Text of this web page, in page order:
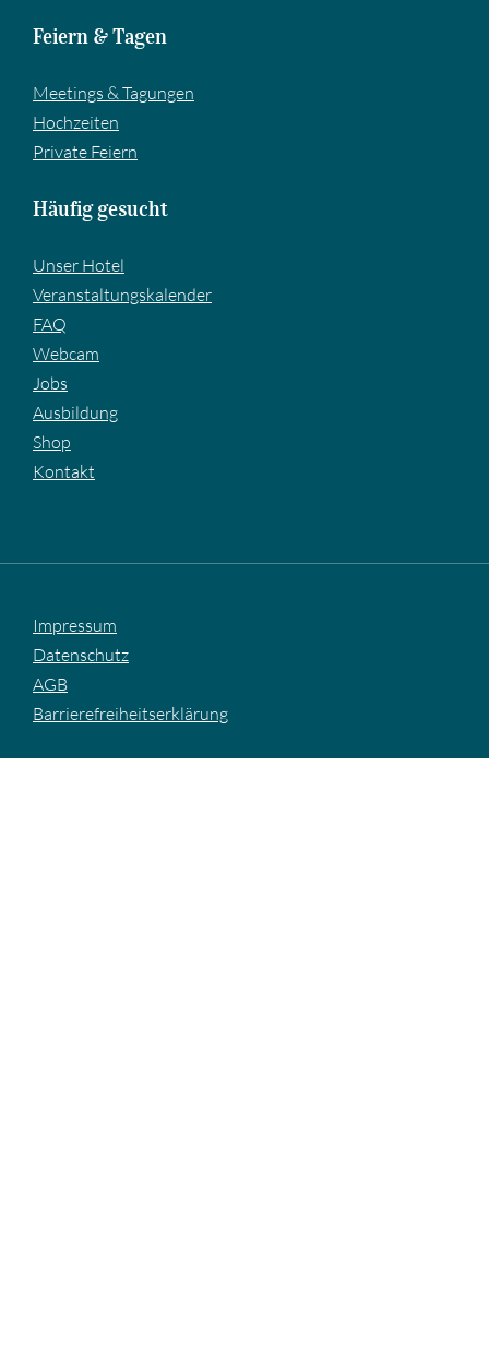
Feiern & Tagen
Meetings & Tagungen
Hochzeiten
Private Feiern
Häufig gesucht
Unser Hotel
Veranstaltungskalender
FAQ
Webcam
Jobs
Ausbildung
Shop
Kontakt
Impressum
Datenschutz
AGB
Barrierefreiheitserklärung